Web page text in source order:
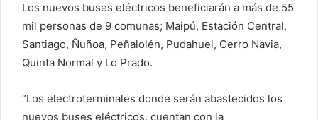
Los nuevos buses eléctricos beneficiarán a más de 55
mil personas de 9 comunas; Maipú, Estación Central,
Santiago, Ñuñoa, Peñalolén, Pudahuel, Cerro Navia,
Quinta Normal y Lo Prado.
“Los electroterminales donde serán abastecidos los
nuevos buses eléctricos, cuentan con la